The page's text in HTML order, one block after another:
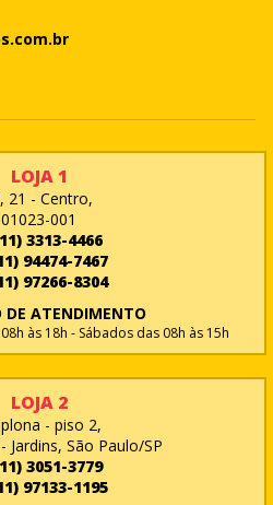
LOJA 1
21 - Centro,
001
3313-4466
94474-7467
97266-8304
DE ATENDIMENTO
às 18h - Sábados das 08h às 15h
LOJA 2
- piso 2,
Jardins, São Paulo/SP
3051-3779
97133-1195